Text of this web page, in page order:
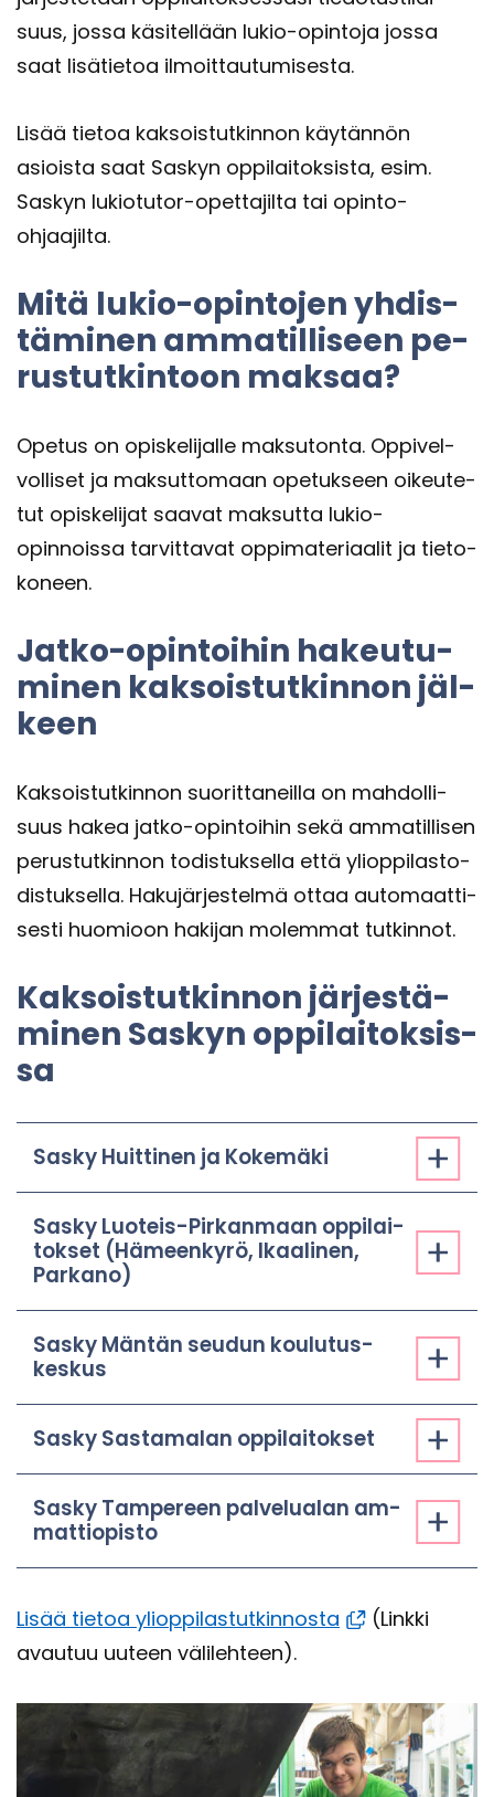
suus, jossa kä­si­tel­lään lukio-​opintoja jossa
saat li­sä­tie­toa il­moit­tau­tu­mi­ses­ta.
Lisää tie­toa kak­sois­tut­kin­non käy­tän­nön
asiois­ta saat Sas­kyn op­pi­lai­tok­sis­ta, esim.
Sas­kyn lukiotutor-​​opettajilta tai opinto-​​
ohjaajilta.
Mitä lukio-​opintojen yh­dis­
tä­mi­nen am­ma­til­li­seen pe­
rus­tut­kin­toon mak­saa?
Ope­tus on opis­ke­li­jal­le mak­su­ton­ta. Op­pi­vel­
vol­li­set ja mak­sut­to­maan ope­tuk­seen oi­keu­te­
tut opis­ke­li­jat saa­vat mak­sut­ta lukio-​
opinnoissa tar­vit­ta­vat op­pi­ma­te­ri­aa­lit ja tie­to­
ko­neen.
Jatko-​opintoihin ha­keu­tu­
mi­nen kak­sois­tut­kin­non jäl­
keen
Kak­sois­tut­kin­non suo­rit­ta­neil­la on mah­dol­li­
suus hakea jatko-​opintoihin sekä am­ma­til­li­sen
pe­rus­tut­kin­non to­dis­tuk­sel­la että yli­op­pi­las­to­
dis­tuk­sel­la. Ha­ku­jär­jes­tel­mä ottaa au­to­maat­ti­
ses­ti huo­mioon ha­ki­jan mo­lem­mat tut­kin­not.
Kak­sois­tut­kin­non jär­jes­tä­
mi­nen Sas­kyn op­pi­lai­tok­sis­
sa
Sasky Huit­ti­nen ja Ko­ke­mä­ki
Sasky Luoteis-​Pirkanmaan op­pi­lai­
tok­set (Hä­meen­ky­rö, Ikaa­li­nen,
Par­ka­no)
Sasky Män­tän seu­dun kou­lu­tus­
kes­kus
Sasky Sas­ta­ma­lan op­pi­lai­tok­set
Sasky Tam­pe­reen pal­ve­lua­lan am­
mat­tio­pis­to
Lisää tie­toa yli­op­pi­las­tut­kin­nos­ta
(Link­ki
avau­tuu uu­teen vä­li­leh­teen).